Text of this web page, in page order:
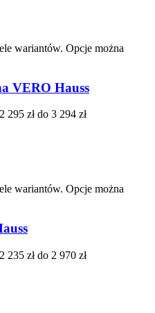
wariantów. Opcje można
VERO Hauss
295 zł do 3 294 zł
wariantów. Opcje można
235 zł do 2 970 zł